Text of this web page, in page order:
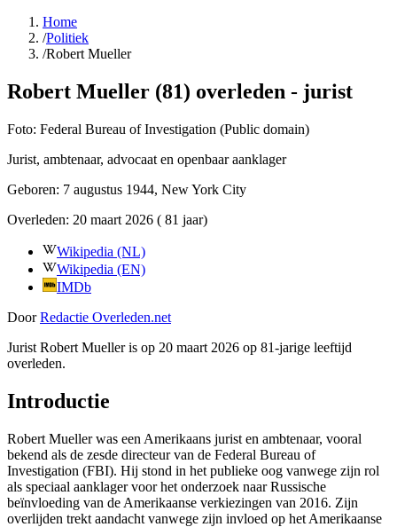
Home
/Politiek
/Robert Mueller
Robert Mueller (81) overleden - jurist
Foto: Federal Bureau of Investigation (Public domain)
Jurist, ambtenaar, advocaat en openbaar aanklager
Geboren: 7 augustus 1944, New York City
Overleden: 20 maart 2026 ( 81 jaar)
Wikipedia (NL)
Wikipedia (EN)
IMDb
Door Redactie Overleden.net
Jurist Robert Mueller is op 20 maart 2026 op 81-jarige leeftijd
overleden.
Introductie
Robert Mueller was een Amerikaans jurist en ambtenaar, vooral
bekend als de zesde directeur van de Federal Bureau of
Investigation (FBI). Hij stond in het publieke oog vanwege zijn rol
als speciaal aanklager voor het onderzoek naar Russische
beïnvloeding van de Amerikaanse verkiezingen van 2016. Zijn
overlijden trekt aandacht vanwege zijn invloed op het Amerikaanse